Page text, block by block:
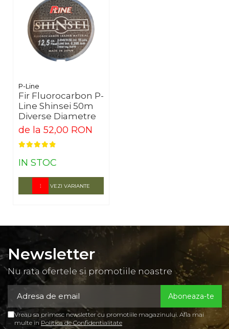
P-Line
Fir Fluorocarbon P-
Line Shinsei 50m
Diverse Diametre
de la 52,00 RON
IN STOC
VEZI VARIANTE
Newsletter
Nu rata ofertele si promotiile noastre
Vreau sa primesc newsletter cu promotiile magazinului. Afla mai
multe in Politica de Confidentialitate